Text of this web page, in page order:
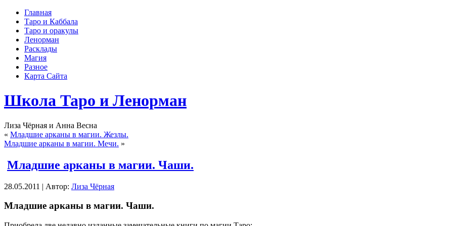
Главная
Таро и Каббала
Таро и оракулы
Ленорман
Расклады
Магия
Разное
Карта Сайта
Школа Таро и Ленорман
Лиза Чёрная и Анна Весна
« Младшие арканы в магии. Жезлы.
Младшие арканы в магии. Мечи. »
Младшие арканы в магии. Чаши.
28.05.2011 | Автор: Лиза Чёрная
Младшие арканы в магии. Чаши.